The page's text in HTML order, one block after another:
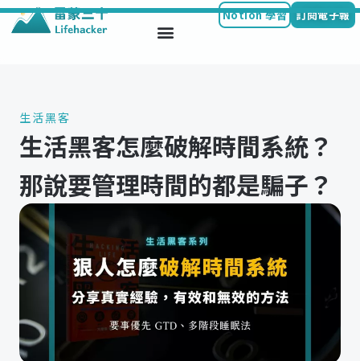
Notion 學習 訂閱電子報
生活黑客
生活黑客怎麼破解時間系統？
那說要管理時間的都是騙子？